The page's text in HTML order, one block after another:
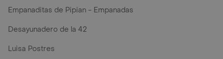
Empanaditas de Pipian - Empanadas
Desayunadero de la 42
Luisa Postres